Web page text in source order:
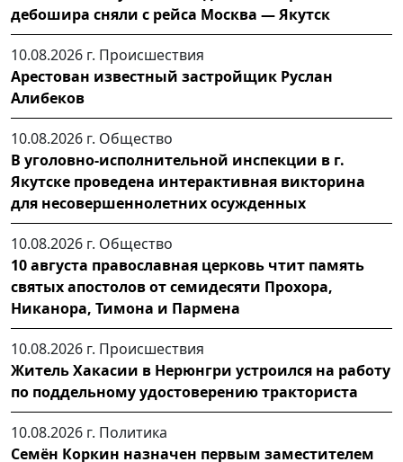
дебошира сняли с рейса Москва — Якутск
10.08.2026 г. Происшествия
Арестован известный застройщик Руслан
Алибеков
10.08.2026 г. Общество
В уголовно-исполнительной инспекции в г.
Якутске проведена интерактивная викторина
для несовершеннолетних осужденных
10.08.2026 г. Общество
10 августа православная церковь чтит память
святых апостолов от семидесяти Прохора,
Никанора, Тимона и Пармена
10.08.2026 г. Происшествия
Житель Хакасии в Нерюнгри устроился на работу
по поддельному удостоверению тракториста
10.08.2026 г. Политика
Семён Коркин назначен первым заместителем